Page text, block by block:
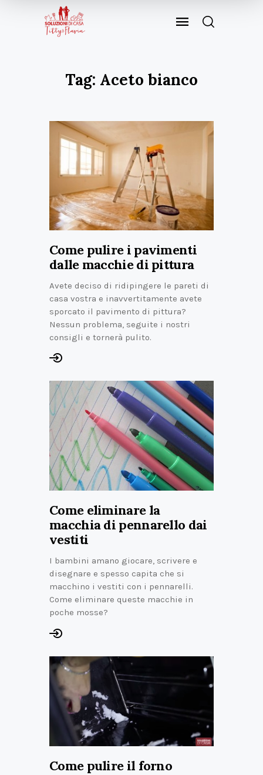
Tag: Aceto bianco
Come pulire i pavimenti
dalle macchie di pittura
Avete deciso di ridipingere le pareti di
casa vostra e inavvertitamente avete
sporcato il pavimento di pittura?
Nessun problema, seguite i nostri
consigli e tornerà pulito.
Come eliminare la
macchia di pennarello dai
vestiti
I bambini amano giocare, scrivere e
disegnare e spesso capita che si
macchino i vestiti con i pennarelli.
Come eliminare queste macchie in
poche mosse?
Come pulire il forno